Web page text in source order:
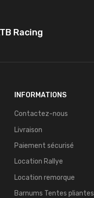
Racing
INFORMATIONS
Contactez-nous
Livraison
Paiement sécurisé
Location Rallye
Location remorque
Barnums Tentes pliantes